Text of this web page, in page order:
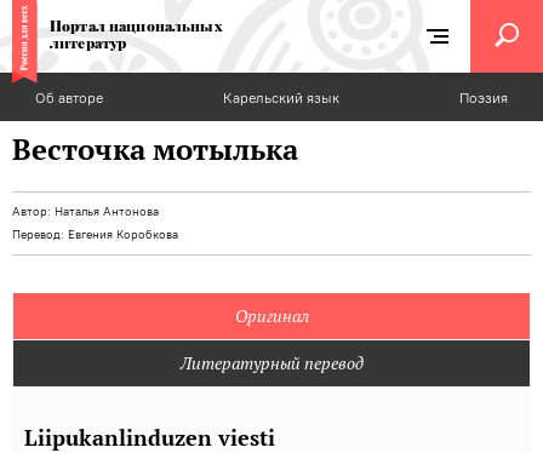
Портал национальных
литератур
Об авторе Карельский язык Поэзия
Весточка мотылька
Автор: Наталья Антонова
Перевод: Евгения Коробкова
Оригинал
Литературный перевод
Liipukanlinduzen viesti